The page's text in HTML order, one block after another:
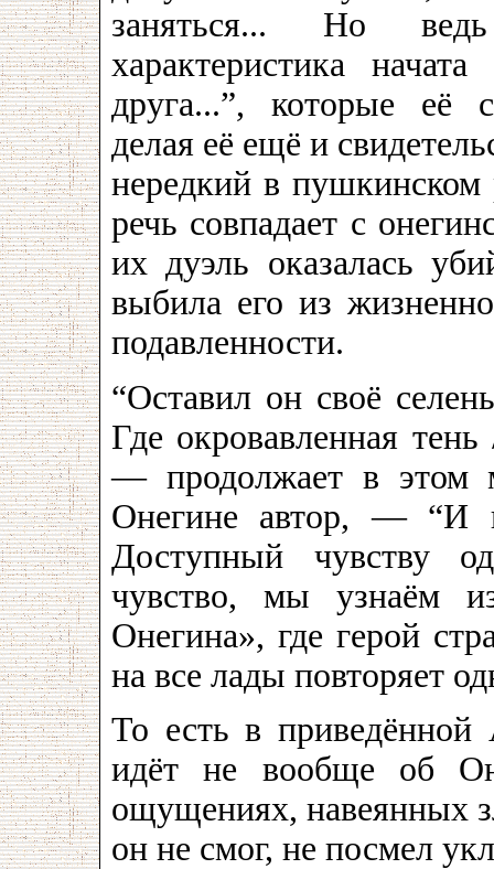
заняться... Но
характеристика
друга...”, которые её
делая её ещё и
нередкий в пушкинском
речь совпадает с
их дуэль оказалась
выбила его из
подавленности.
“Оставил он своё
Где окровавленная
— продолжает в этом
Онегине автор, — “И
Доступный чувству
чувство, мы узнаём
Онегина», где герой
на все лады повторяет
То есть в
идёт не вообще об
ощущениях, навеянных
он не смог, не посмел